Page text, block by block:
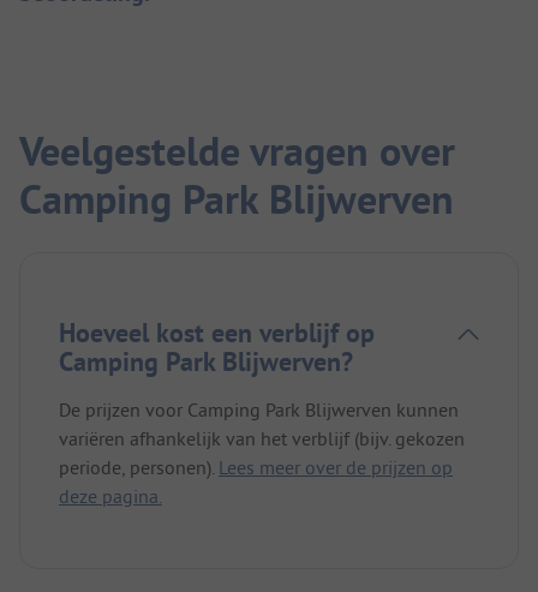
Veelgestelde vragen over
Camping Park Blijwerven
Hoeveel kost een verblijf op
Camping Park Blijwerven?
De prijzen voor Camping Park Blijwerven kunnen
variëren afhankelijk van het verblijf (bijv. gekozen
periode, personen). Lees meer over de prijzen op
deze pagina.